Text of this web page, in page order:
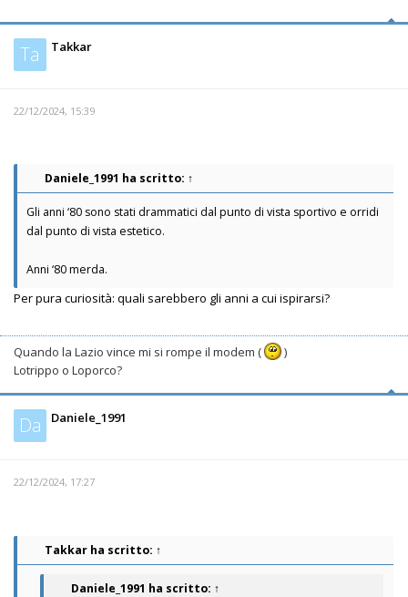
Ta Takkar
22/12/2024, 15:39
Daniele_1991 ha scritto: ↑
Gli anni ‘80 sono stati drammatici dal punto di vista sportivo e orridi
dal punto di vista estetico.
Anni ‘80 merda.
Per pura curiosità: quali sarebbero gli anni a cui ispirarsi?
Quando la Lazio vince mi si rompe il modem (
)
Lotrippo o Loporco?
Da Daniele_1991
22/12/2024, 17:27
Takkar ha scritto: ↑
Daniele_1991 ha scritto: ↑